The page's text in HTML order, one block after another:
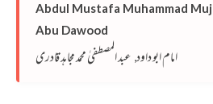
Abdul Mustafa Muhammad
Abu Dawood
امام ابو داود, عبد المصطفیٰ محمد مجاہد قادری